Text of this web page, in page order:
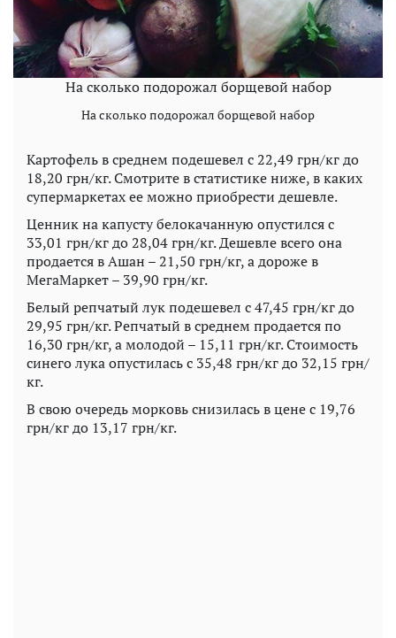
На сколько подорожал борщевой набор
На сколько подорожал борщевой набор
Картофель в среднем подешевел с 22,49 грн/кг до
18,20 грн/кг. Смотрите в статистике ниже, в каких
супермаркетах ее можно приобрести дешевле.
Ценник на капусту белокачанную опустился с
33,01 грн/кг до 28,04 грн/кг. Дешевле всего она
продается в Ашан – 21,50 грн/кг, а дороже в
МегаМаркет – 39,90 грн/кг.
Белый репчатый лук подешевел с 47,45 грн/кг до
29,95 грн/кг. Репчатый в среднем продается по
16,30 грн/кг, а молодой – 15,11 грн/кг. Стоимость
синего лука опустилась с 35,48 грн/кг до 32,15 грн/
кг.
В свою очередь морковь снизилась в цене с 19,76
грн/кг до 13,17 грн/кг.